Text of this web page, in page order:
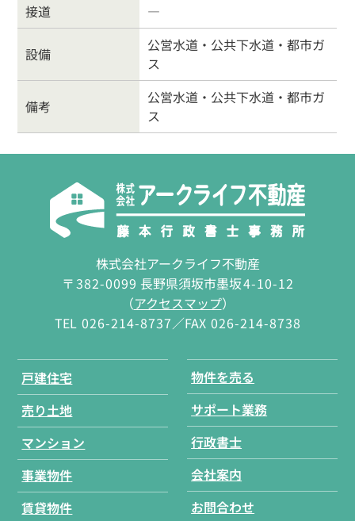
接道
―
設備
公営水道・公共下水道・都市ガ
ス
備考
公営水道・公共下水道・都市ガ
ス
株式会社アークライフ不動産
〒382-0099 長野県須坂市墨坂4-10-12
（アクセスマップ）
TEL 026-214-8737／FAX 026-214-8738
戸建住宅
売り土地
マンション
事業物件
賃貸物件
物件を売る
サポート業務
行政書士
会社案内
お問合わせ